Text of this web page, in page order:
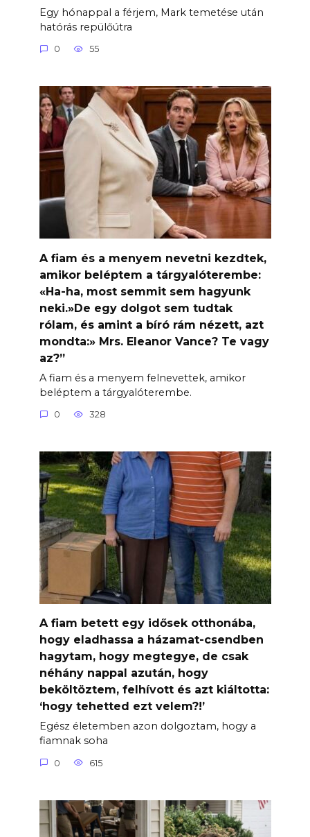
Egy hónappal a férjem, Mark temetése után
hatórás repülőútra
0 55
A fiam és a menyem nevetni kezdtek,
amikor beléptem a tárgyalóterembe:
«Ha-ha, most semmit sem hagyunk
neki.»De egy dolgot sem tudtak
rólam, és amint a bíró rám nézett, azt
mondta:» Mrs. Eleanor Vance? Te vagy
az?”
A fiam és a menyem felnevettek, amikor
beléptem a tárgyalóterembe.
0 328
A fiam betett egy idősek otthonába,
hogy eladhassa a házamat-csendben
hagytam, hogy megtegye, de csak
néhány nappal azután, hogy
beköltöztem, felhívott és azt kiáltotta:
‘hogy tehetted ezt velem?!’
Egész életemben azon dolgoztam, hogy a
fiamnak soha
0 615